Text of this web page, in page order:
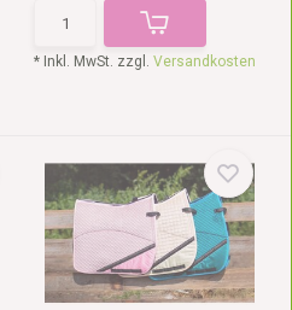
* Inkl. MwSt. zzgl. Versandkosten